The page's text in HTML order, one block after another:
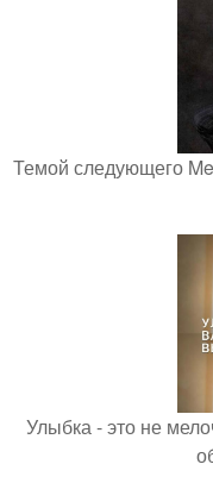
Темой следующего
Улыбка - это не